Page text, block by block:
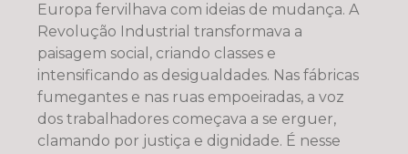
Europa fervilhava com ideias de mudança. A
Revolução Industrial transformava a
paisagem social, criando classes e
intensificando as desigualdades. Nas fábricas
fumegantes e nas ruas empoeiradas, a voz
dos trabalhadores começava a se erguer,
clamando por justiça e dignidade. É nesse